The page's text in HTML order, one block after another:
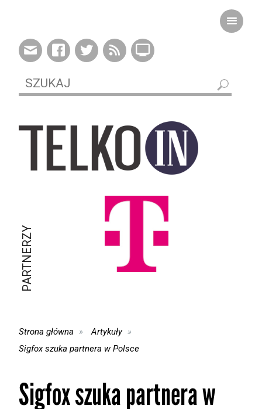
PARTNERZY
Strona główna
Artykuły
Sigfox szuka partnera w Polsce
Sigfox szuka partnera w